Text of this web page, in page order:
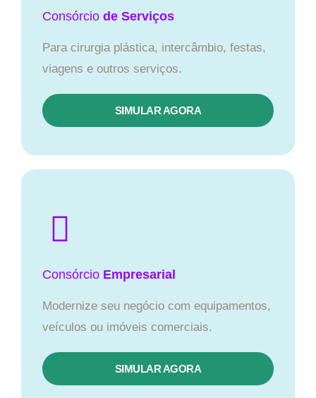
Consórcio de Serviços
Para cirurgia plástica, intercâmbio, festas,
viagens e outros serviços.
SIMULAR AGORA
Consórcio Empresarial
Modernize seu negócio com equipamentos,
veículos ou imóveis comerciais.
SIMULAR AGORA